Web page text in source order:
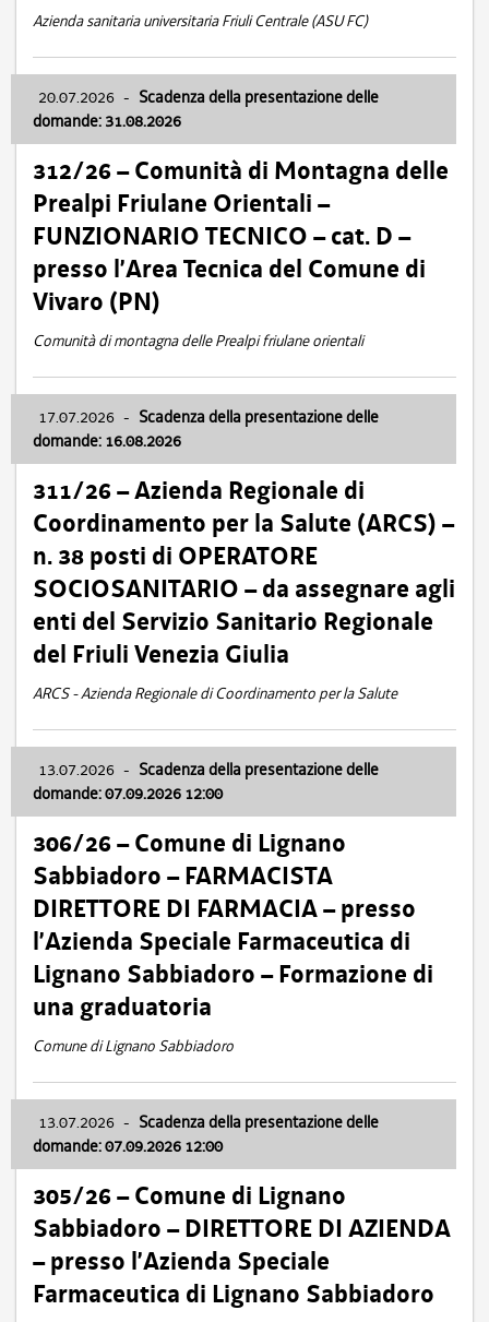
Azienda sanitaria universitaria Friuli Centrale (ASU FC)
20.07.2026 - Scadenza della presentazione delle
domande: 31.08.2026
312/26 – Comunità di Montagna delle
Prealpi Friulane Orientali –
FUNZIONARIO TECNICO – cat. D –
presso l’Area Tecnica del Comune di
Vivaro (PN)
Comunità di montagna delle Prealpi friulane orientali
17.07.2026 - Scadenza della presentazione delle
domande: 16.08.2026
311/26 – Azienda Regionale di
Coordinamento per la Salute (ARCS) –
n. 38 posti di OPERATORE
SOCIOSANITARIO – da assegnare agli
enti del Servizio Sanitario Regionale
del Friuli Venezia Giulia
ARCS - Azienda Regionale di Coordinamento per la Salute
13.07.2026 - Scadenza della presentazione delle
domande: 07.09.2026 12:00
306/26 – Comune di Lignano
Sabbiadoro – FARMACISTA
DIRETTORE DI FARMACIA – presso
l’Azienda Speciale Farmaceutica di
Lignano Sabbiadoro – Formazione di
una graduatoria
Comune di Lignano Sabbiadoro
13.07.2026 - Scadenza della presentazione delle
domande: 07.09.2026 12:00
305/26 – Comune di Lignano
Sabbiadoro – DIRETTORE DI AZIENDA
– presso l’Azienda Speciale
Farmaceutica di Lignano Sabbiadoro